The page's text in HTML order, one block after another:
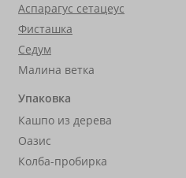
Аспарагус сетацеус
Фисташка
Седум
Малина ветка
Упаковка
Кашпо из дерева
Оазис
Колба-пробирка